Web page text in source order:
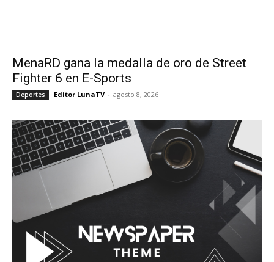
MenaRD gana la medalla de oro de Street
Fighter 6 en E-Sports
Deportes Editor LunaTV - agosto 8, 2026